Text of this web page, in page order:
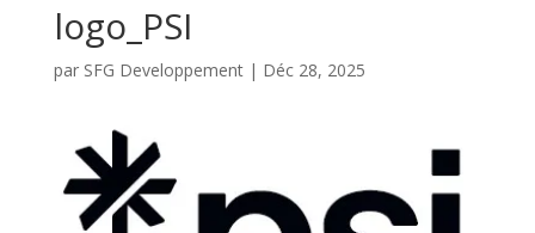
logo_PSI
par SFG Developpement| Déc 28, 2025